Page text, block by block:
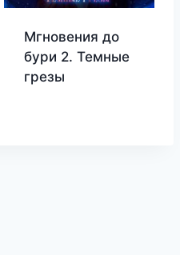
Мгновения до
бури 2. Темные
грезы